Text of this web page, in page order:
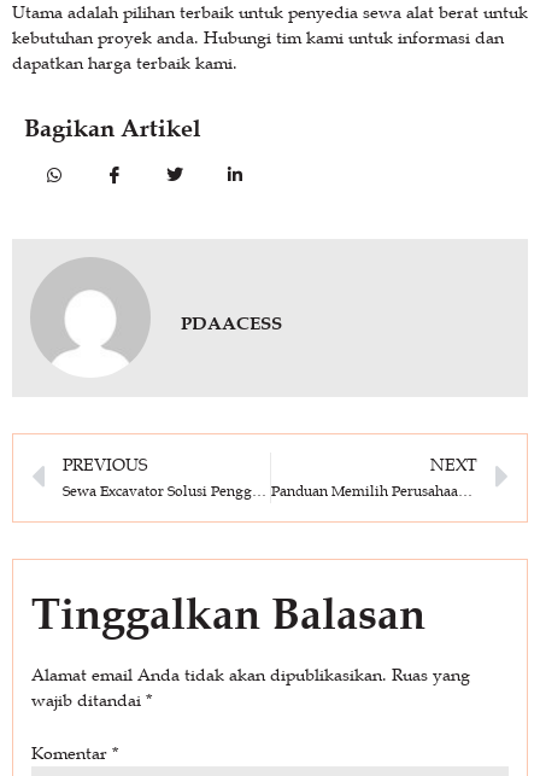
Utama adalah pilihan terbaik untuk penyedia sewa alat berat untuk
kebutuhan proyek anda. Hubungi tim kami untuk informasi dan
dapatkan harga terbaik kami.
Bagikan Artikel
PDAACESS
PREVIOUS
Sewa Excavator Solusi Penggalian Tanah Yang Efisien
NEXT
Panduan Memilih Perusahaan Sewa Alat Berat untuk Proyek Konstruksi
Tinggalkan Balasan
Alamat email Anda tidak akan dipublikasikan. Ruas yang
wajib ditandai *
Komentar *